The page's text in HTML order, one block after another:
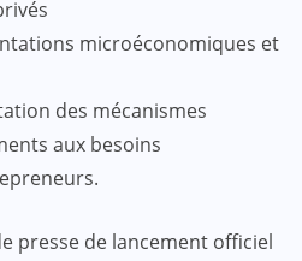
microéconomiques et
des mécanismes
aux besoins
presse de lancement officiel